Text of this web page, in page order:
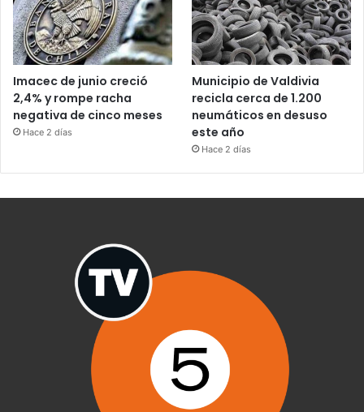
Imacec de junio creció
2,4% y rompe racha
negativa de cinco meses
Hace 2 días
Municipio de Valdivia
recicla cerca de 1.200
neumáticos en desuso
este año
Hace 2 días